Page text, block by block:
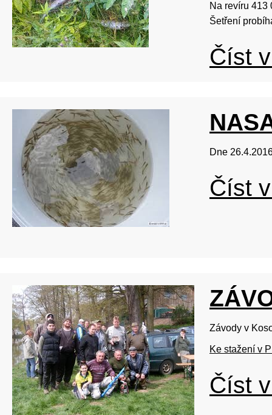
Na revíru 413
Šetření
Číst
Dne
Číst
Závody v
Ke stažení v
Číst